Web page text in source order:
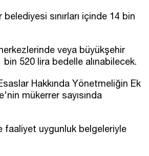
sınırları içinde 14 bin
veya büyükşehir
520 lira bedelle alınabilecek.
Hakkında Yönetmeliğin Ek
mükerrer sayısında
faaliyet uygunluk belgeleriyle